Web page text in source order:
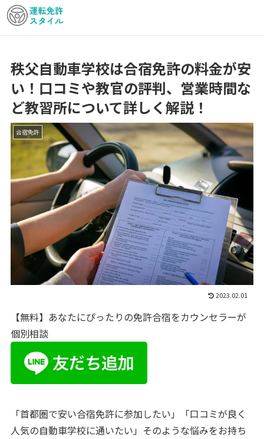
秩父自動車学校は合宿免許の料金が安
い！口コミや教官の評判、営業時間な
ど教習所について詳しく解説！
合宿免許
2023.02.01
【無料】あなたにぴったりの免許合宿をカウンセラーが
個別相談
「首都圏で安い合宿免許に参加したい」「口コミが良く
人気の自動車学校に通いたい」そのような悩みをお持ち